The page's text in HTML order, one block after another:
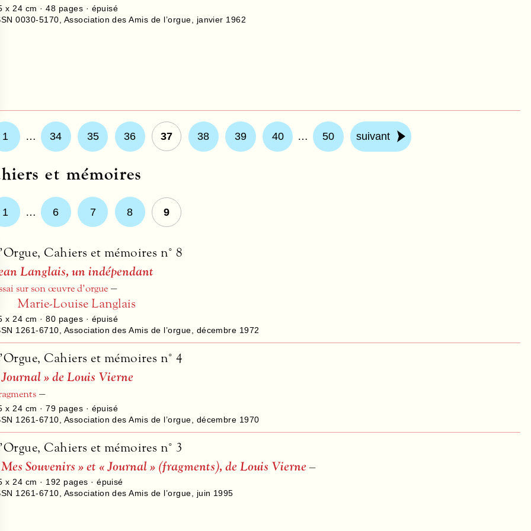
x 24 cm ·48 pages · épuisé
0030-5170 Association des Amis de l’orgue janvier 1962
1 … 34 35 36 37 38 39 40 … 50 suivant
et mémoires
1 … 6 7 8 9
Cahiers et mémoires n° 8
Langlais, un indépendant
sur son œuvre d’orgue –
Marie-Louise Langlais
x 24 cm ·80 pages · épuisé
1261-6710, Association des Amis de l’orgue, décembre 1972
Cahiers et mémoires n° 4
» de Louis Vierne
–
x 24 cm ·79 pages · épuisé
1261-6710, Association des Amis de l’orgue, décembre 1970
Cahiers et mémoires n° 3
Souvenirs » et « Journal » (fragments), de Louis Vierne –
x 24 cm · 192 pages · épuisé
1261-6710, Association des Amis de l’orgue, juin 1995